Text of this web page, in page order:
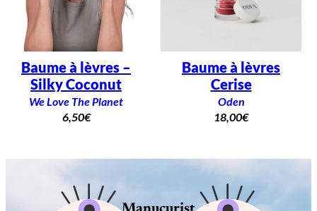
Baume à lèvres –
Silky Coconut
We Love The Planet
6,50€
Baume à lèvres
Cerise
Oden
18,00€